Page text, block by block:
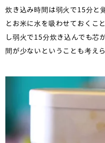
炊き込み時間は弱火で15分と
とお米に水を吸わせておくこ
し弱火で15分炊き込んでも芯
間が少ないということも考えら